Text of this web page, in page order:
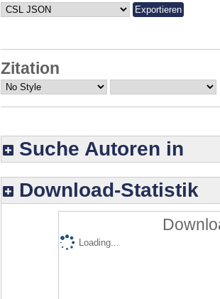
Zitation
Suche Autoren in
Download-Statistik
Loading...